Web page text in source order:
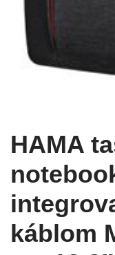
HAMA
káblom